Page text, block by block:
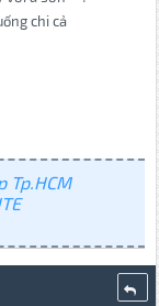
chi cả
Tp.HCM